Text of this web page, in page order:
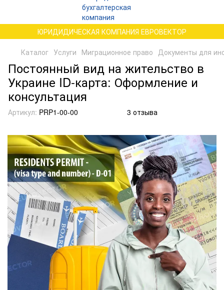
ЮРИДИДИЧЕСКАЯ КОМПАНИЯ ЕВРОВЕКТОР
Каталог Услуги Миграционное право Документы для
Постоянный вид на жительство в
Украине ID-карта: Оформление и
консультация
Артикул: PRP1-00-00 3 отзыва